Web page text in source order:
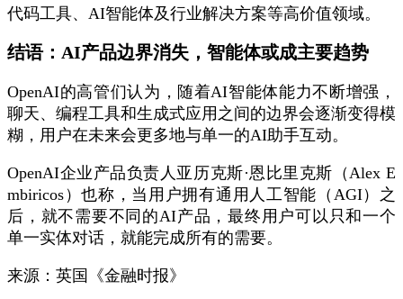
代码工具、AI智能体及行业解决方案等高价值领域。
结语：AI产品边界消失，智能体或成主要趋势
OpenAI的高管们认为，随着AI智能体能力不断增强，
聊天、编程工具和生成式应用之间的边界会逐渐变得模
糊，用户在未来会更多地与单一的AI助手互动。
OpenAI企业产品负责人亚历克斯·恩比里克斯（Alex E
mbiricos）也称，当用户拥有通用人工智能（AGI）之
后，就不需要不同的AI产品，最终用户可以只和一个
单一实体对话，就能完成所有的需要。
来源：英国《金融时报》